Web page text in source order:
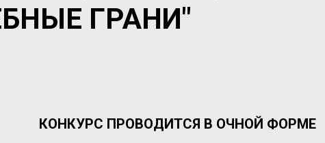
ГРАНИ"
КОНКУРС ПРОВОДИТСЯ В ОЧНОЙ ФОРМЕ